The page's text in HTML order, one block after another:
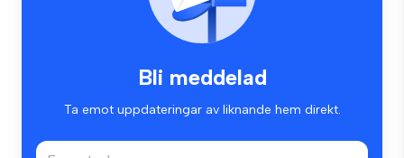
Bli meddelad
Ta emot uppdateringar av liknande hem direkt.